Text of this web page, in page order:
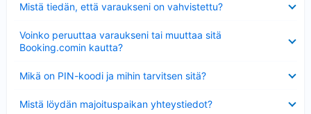
Mistä tiedän, että varaukseni on vahvistettu?
Voinko peruuttaa varaukseni tai muuttaa sitä
Booking.comin kautta?
Mikä on PIN-koodi ja mihin tarvitsen sitä?
Mistä löydän majoituspaikan yhteystiedot?